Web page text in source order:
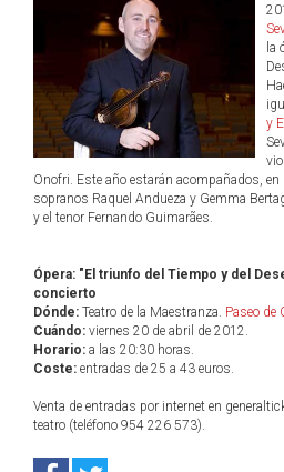
la
y
Onofri. Este año estarán acompañados,
sopranos Raquel Andueza y Gemma
y el tenor Fernando Guimarães.
Ópera: "El triunfo del Tiempo y del
concierto
Dónde: Teatro de la Maestranza. Paseo de
Cuándo: viernes 20 de abril de 2012.
Horario: a las 20:30 horas.
Coste: entradas de 25 a 43 euros.
Venta de entradas por internet en
teatro (teléfono 954 226 573).